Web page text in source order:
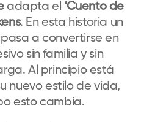
adapta el ‘Cuento de
. En esta historia un
a convertirse en
sin familia y sin
Al principio está
nuevo estilo de vida,
esto cambia.